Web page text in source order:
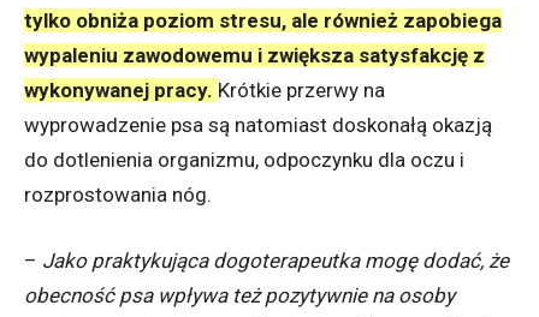
tylko obniża poziom stresu, ale również zapobiega
wypaleniu zawodowemu i zwiększa satysfakcję z
wykonywanej pracy. Krótkie przerwy na
wyprowadzenie psa są natomiast doskonałą okazją
do dotlenienia organizmu, odpoczynku dla oczu i
rozprostowania nóg.
– Jako praktykująca dogoterapeutka mogę dodać, że
obecność psa wpływa też pozytywnie na osoby